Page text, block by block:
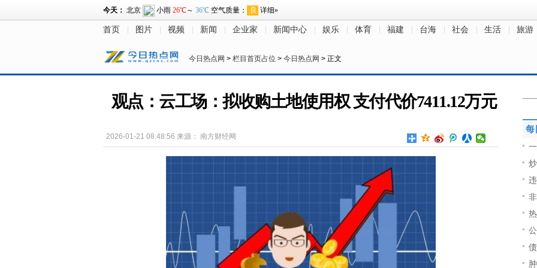
首页 图片 视频 新闻 企业家 新闻中心 娱乐 体育 福建 台海 社会 生活 旅游
今日热点网 > 栏目首页占位 > 今日热点网 > 正文
观点：云工场：拟收购土地使用权 支付代价7411.12万元
2026-01-21 08:48:56 来源： 南方财经网
每